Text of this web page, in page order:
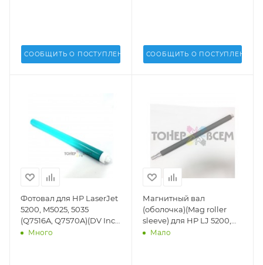
СООБЩИТЬ О ПОСТУПЛЕНИИ СООБЩИТЬ О ПОСТУПЛЕНИИ
Фотовал для HP LaserJet
5200, M5025, 5035
(Q7516A, Q7570A)(DV Inc.)
- Много
Магнитный вал
(оболочка)(Mag roller
sleeve) для HP LJ 5200,
M5025, 5035 (Q7516)(DV
Мало